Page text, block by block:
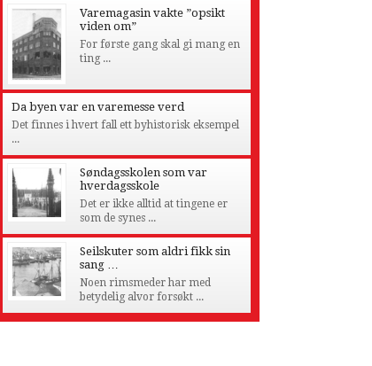
Varemagasin vakte ”opsikt
viden om”
For første gang skal gi mang en
ting ...
Da byen var en varemesse verd
Det finnes i hvert fall ett byhistorisk eksempel
...
Søndagsskolen som var
hverdagsskole
Det er ikke alltid at tingene er
som de synes ...
Seilskuter som aldri fikk sin
sang …
Noen rimsmeder har med
betydelig alvor forsøkt ...